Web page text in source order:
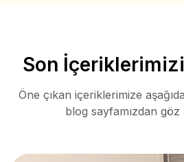
Son
Öne çıkan içeriklerimize
blog sayfamızdan göz